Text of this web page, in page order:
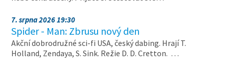
7. srpna 2026 19:30
Spider - Man: Zbrusu nový den
Akční dobrodružné sci-fi USA, český dabing. Hrají T.
Holland, Zendaya, S. Sink. Režie D. D. Cretton. …